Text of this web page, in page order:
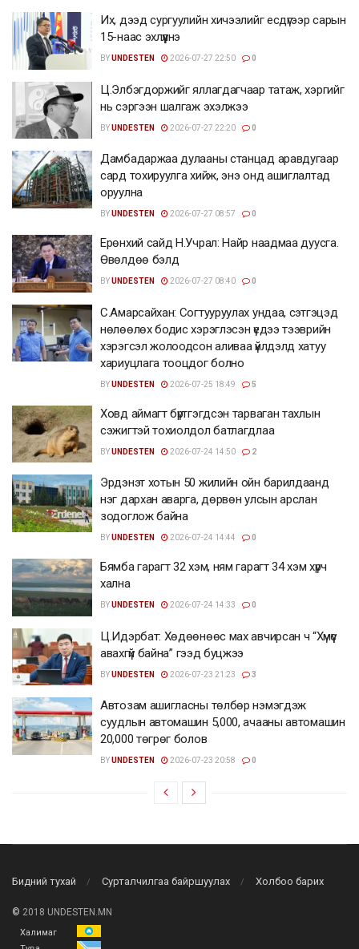
Их, дээд сургуулийн хичээлийг есдүгээр сарын
15-наас эхлүүлнэ
BYUNDESTEN 2026-07-27 22:50 0
Ц.Элбэгдоржийг яллагдагчаар татаж, хэргийг
нь сэргээн шалгаж эхэлжээ
BYUNDESTEN 2026-07-27 22:20 0
Дамбадаржаа дулааны станцад аравдугаар
сард тохируулга хийж, энэ онд ашиглалтад
оруулна
BYUNDESTEN 2026-07-27 08:57 0
Ерөнхий сайд Н.Учрал: Найр наадмаа дуусга.
Өвөлдөө бэлд
BYUNDESTEN 2026-07-27 08:40 0
С.Амарсайхан: Согтууруулах ундаа, сэтгэцэд
нөлөөлөх бодис хэрэглэсэн үедээ тээврийн
хэрэгсэл жолоодсон аливаа үйлдэлд хатуу
хариуцлага тооцдог болно
BYUNDESTEN 2026-07-25 18:49 5
Ховд аймагт бүртгэгдсэн тарваган тахлын
сэжигтэй тохиолдол батлагдлаа
BYUNDESTEN 2026-07-24 14:50 2
Эрдэнэт хотын 50 жилийн ойн барилдаанд
нэг дархан аварга, дөрвөн улсын арслан
зодоглож байна
BYUNDESTEN 2026-07-24 14:44 0
Бямба гарагт 32 хэм, ням гарагт 34 хэм хүрч
хална
BYUNDESTEN 2026-07-24 14:33 0
Ц.Идэрбат: Хөдөөнөөс мах авчирсан ч “Хүмүүс
авахгүй байна” гээд буцжээ
BYUNDESTEN 2026-07-23 21:23 3
Автозам ашигласны төлбөр нэмэгдэж
суудлын автомашин 5,000, ачааны автомашин
20,000 төгрөг болов
BYUNDESTEN 2026-07-23 20:58 0
Бидний тухай Сурталчилгаа байршуулах Холбоо барих
© 2018 UNDESTEN.MN
Халимаг